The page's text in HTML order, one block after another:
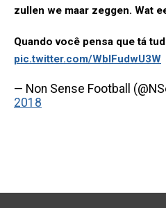
zullen we maar zeggen. Wat
Quando você pensa que tá
pic.twitter.com/WblFudwU3W
— Non Sense Football
2018